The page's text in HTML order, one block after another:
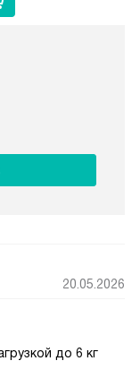
20.05.2026
до 6 кг